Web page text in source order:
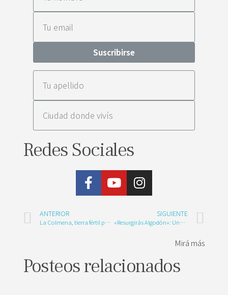
Suscribirse
Redes Sociales
ANTERIOR
La Colmena, tierra fértil para el cultivo de la cebolla
SIGUIENTE
«Resurgirás Algodón»: Una obra que nos invita a valorar un cultivo tan nuestro
Mirá más
Posteos relacionados